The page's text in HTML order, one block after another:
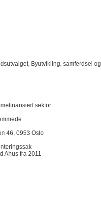
Byutvikling, samferdsel og
sektor
46, 0953 Oslo
Ahus fra 2011-